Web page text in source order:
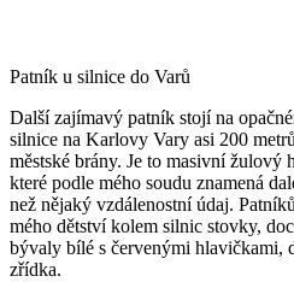
Patník u silnice do Varů
Další zajímavý patník stojí na
silnice na Karlovy Vary asi 200
městské brány. Je to masivní žulový
které podle mého soudu znamená
než nějaký vzdálenostní údaj.
mého dětství kolem silnic stovky,
bývaly bílé s červenými hlavičkami,
zřídka.